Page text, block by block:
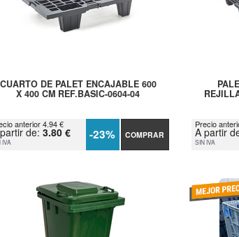
CUARTO DE PALET ENCAJABLE 600
X 400 CM REF.BASIC-0604-04
anterior 4.94 €
de: 3.80 €
IVA -23% COMPRAR
Precio
A partir
SIN IVA